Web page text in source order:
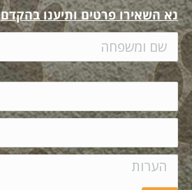
נא השאירו פרטים ותיענו בהקדם